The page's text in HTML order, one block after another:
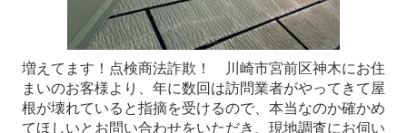
増えてます！点検商法詐欺！ 川崎市宮前区神木にお住
まいのお客様より、年に数回は訪問業者がやってきて屋
根が壊れていると指摘を受けるので、本当なのか確かめ
てほしいとお問い合わせをいただき、現地調査にお伺い